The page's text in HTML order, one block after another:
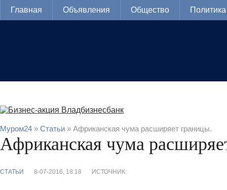
Главная Объявления Общество Политика
Муром24 » Статьи » Африканская чума расширяет границы.
Африканская чума
СТАТЬИ 8-07-2016, 18:18 ИСТОЧНИК: